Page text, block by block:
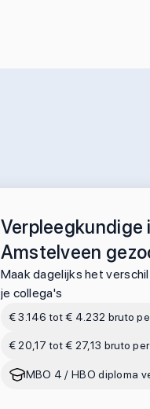
Verpleegkundige
Amstelveen
Maak dagelijks het
je collega's
€ 3.146 tot € 4.232 bruto
€ 20,17 tot € 27,13 bruto
MBO 4 / HBO diploma